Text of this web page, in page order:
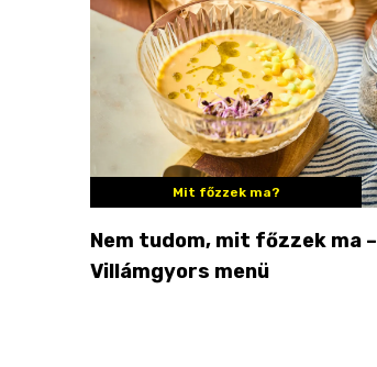
Mit főzzek ma?
Nem tudom, mit főzzek ma –
Villámgyors menü